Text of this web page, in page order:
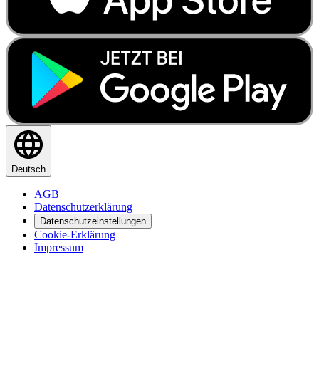
Deutsch
AGB
Datenschutzerklärung
Datenschutzeinstellungen
Cookie-Erklärung
Impressum